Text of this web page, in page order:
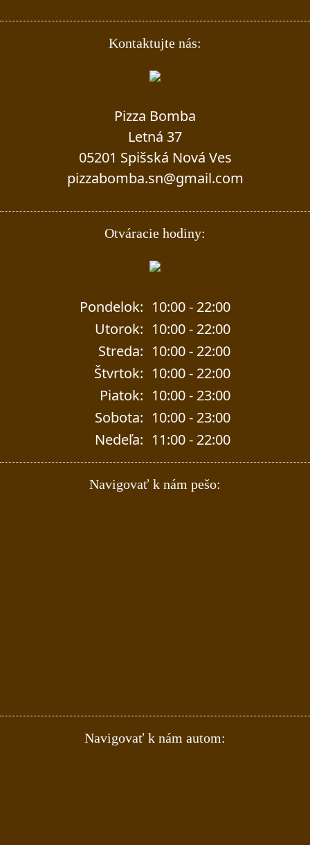
Kontaktujte nás:
Pizza Bomba
Letná 37
05201 Spišská Nová Ves
pizzabomba.sn@gmail.com
Otváracie hodiny:
Pondelok: 10:00 - 22:00
Utorok: 10:00 - 22:00
Streda: 10:00 - 22:00
Štvrtok: 10:00 - 22:00
Piatok: 10:00 - 23:00
Sobota: 10:00 - 23:00
Nedeľa: 11:00 - 22:00
Navigovať k nám pešo:
Navigovať k nám autom: